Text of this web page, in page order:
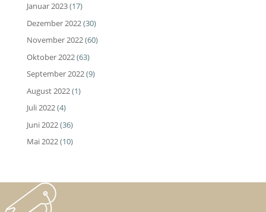
Januar 2023(17)
Dezember 2022(30)
November 2022(60)
Oktober 2022(63)
September 2022(9)
August 2022(1)
Juli 2022(4)
Juni 2022(36)
Mai 2022(10)